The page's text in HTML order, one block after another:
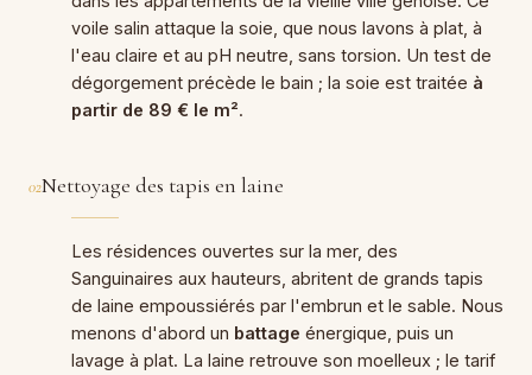
voile salin attaque la soie, que nous lavons à plat, à
l'eau claire et au pH neutre, sans torsion. Un test de
dégorgement précède le bain ; la soie est traitée à
partir de 89 € le m².
02Nettoyage des tapis en laine
Les résidences ouvertes sur la mer, des
Sanguinaires aux hauteurs, abritent de grands tapis
de laine empoussiérés par l'embrun et le sable. Nous
menons d'abord un battage énergique, puis un
lavage à plat. La laine retrouve son moelleux ; le tarif